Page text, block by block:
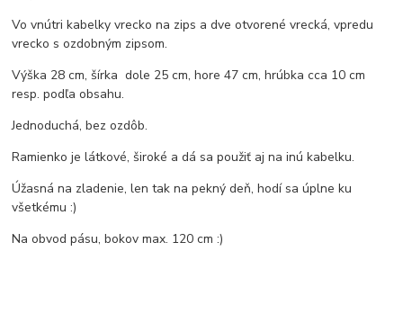
Vo vnútri kabelky vrecko na zips a dve otvorené vrecká, vpredu
vrecko s ozdobným zipsom.
Výška 28 cm, šírka dole 25 cm, hore 47 cm, hrúbka cca 10 cm
resp. podľa obsahu.
Jednoduchá, bez ozdôb.
Ramienko je látkové, široké a dá sa použiť aj na inú kabelku.
Úžasná na zladenie, len tak na pekný deň, hodí sa úplne ku
všetkému :)
Na obvod pásu, bokov max. 120 cm :)